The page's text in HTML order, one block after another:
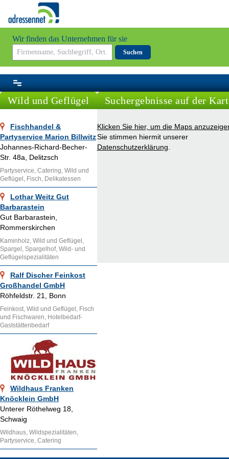
Wir finden das Unternehmen für sie
Suchen
Wild und Geflügel
Fischhandel &
Partyservice Marion Billwitz
Johannes-Richard-Becher-
Str. 48a, Delitzsch
Partyservice, Catering, Wild und
Geflügel, Fisch, Delikatessen
Lothar Weitz Gut
Barbarastein
Gut Barbarastein,
Rommerskirchen
Kaminholz, Wild und Geflügel,
Spargel, Spargelhof, Wild- und
Geflügelspezialitäten
Ralf Discher Feinkost
Großhandel GmbH
Röhfeldstr. 21, Bonn
Feinkost, Wild und Geflügel, Fisch
und Fischwaren, Hotelbedarf-
Gaststättenbedarf
Wildhaus Franken
Knöcklein GmbH
Unterer Röthelweg 18,
Schwaig
Wildhaus, Wildspezialitäten,
Partyservice, Catering
Suchergebnisse auf der
Klicken Sie hier, um die Maps
Sie stimmen hiermit unserer
Datenschutzerklärung